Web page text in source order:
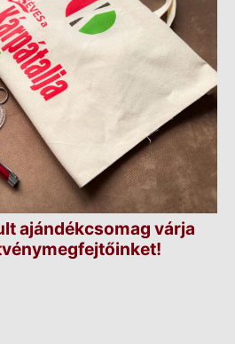
ajándékcsomag várja